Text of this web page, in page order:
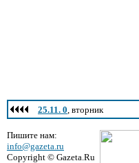
25.11. 0, вторник
Пишите нам:
info@gazeta.ru
Copyright © Gazeta.Ru